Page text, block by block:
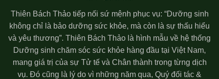
Thiên Bách Thảo tiếp nối sứ mệnh phục vụ: “Dưỡng sinh
không chỉ là bảo dưỡng sức khỏe, mà còn là sự thấu hiểu
và yêu thương”. Thiên Bách Thảo là hình mẫu về hệ thống
Dưỡng sinh chăm sóc sức khỏe hàng đầu tại Việt Nam,
mang giá trị của sự Tử tế và Chân thành trong từng dịch
vụ. Đó cũng là lý do vì những năm qua, Quý đối tác &